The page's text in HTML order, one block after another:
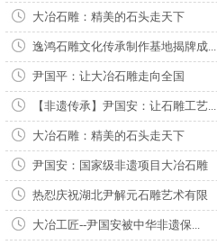
大冶石雕：精美的石头走天下
逸鸿石雕文化传承制作基地揭牌成...
尹国平：让大冶石雕走向全国
【非遗传承】尹国安：让石雕工艺...
大冶石雕：精美的石头走天下
尹国安：国家级非遗项目大冶石雕
热㤠庆祝湖北尹解元石雕艺术有限
大冶工匠--尹国安被中华非遗保...